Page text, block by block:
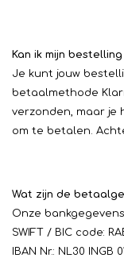
Kan ik mijn
Je kunt jouw
betaalmethode
verzonden, maar je
om te betalen.
Wat zijn de
Onze bankgegevens
SWIFT / BIC code:
IBAN Nr.: NL30 INGB